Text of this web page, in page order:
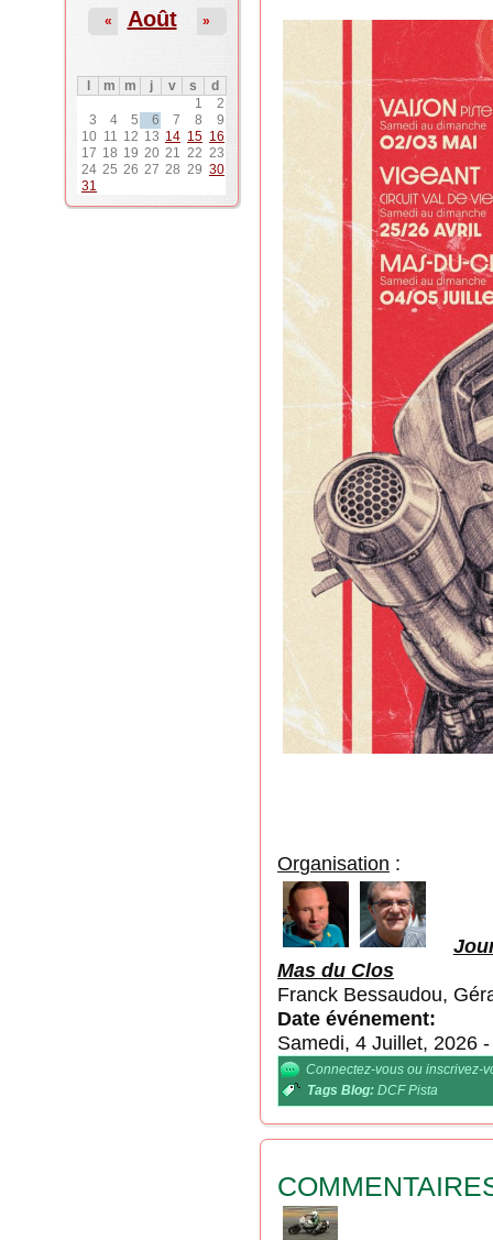
Août
« »
m m j v s
d
1
2
3
4 5 6 7 8
9
10 11 12 13 14 15 16
17 18 19 20 21 22 23
24 25 26 27 28 29 30
31
Organisation :
Mas du Clos
Franck Bessaudou,
Date événement:
Samedi, 4 Juillet, 2026
Connectez-vous ou inscrivez-
Tags Blog: DCF Pista